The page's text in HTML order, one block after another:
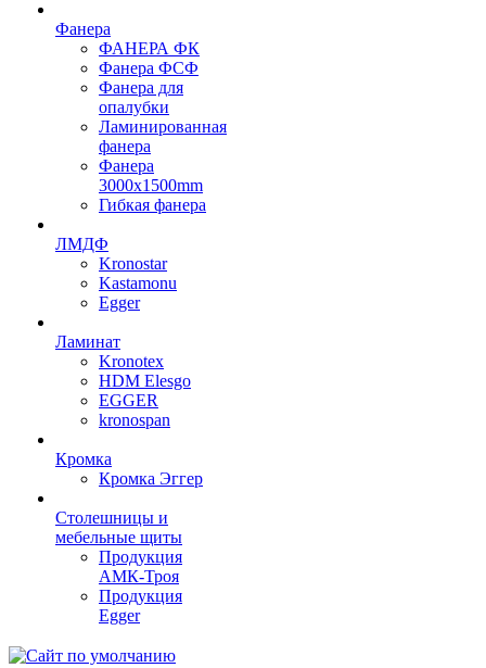
Фанера
ФАНЕРА ФК
Фанера ФСФ
Фанера для
опалубки
Ламинированная
фанера
Фанера
3000х1500mm
Гибкая фанера
ЛМДФ
Kronostar
Kastamonu
Egger
Ламинат
Kronotex
HDM Elesgo
EGGER
kronospan
Кромка
Кромка Эггер
Столешницы и
мебельные щиты
Продукция
АМК-Троя
Продукция
Egger